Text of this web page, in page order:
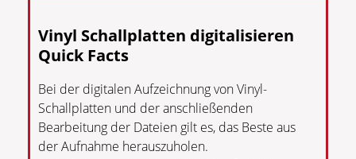
Vinyl Schallplatten digitalisieren
Quick Facts
Bei der digitalen Aufzeichnung von Vinyl-
Schallplatten und der anschließenden
Bearbeitung der Dateien gilt es, das Beste aus
der Aufnahme herauszuholen.